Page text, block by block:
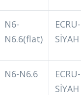
N6-
N6.6(flat)
ECRU-
SİYAH
N6-N6.6
ECRU-
SİYAH